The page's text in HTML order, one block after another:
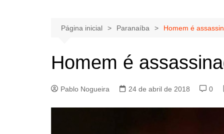
Página inicial Paranaíba Homem é
Homem é
Pablo Nogueira 24 de abril de 2018 0